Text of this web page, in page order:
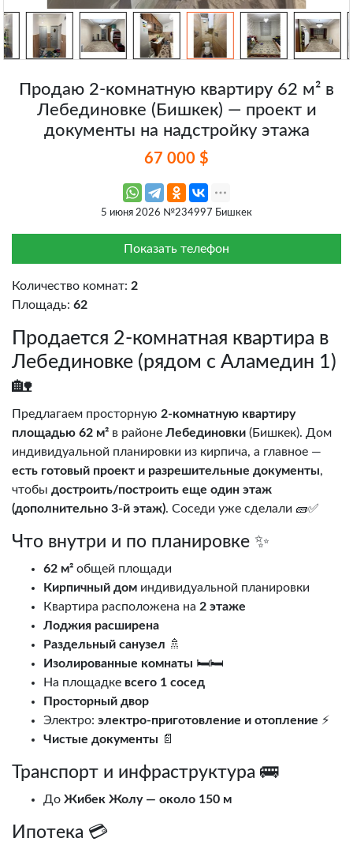
Продаю 2-комнатную квартиру 62 м² в
Лебединовке (Бишкек) — проект и
документы на надстройку этажа
67 000 $
5 июня 2026 №234997 Бишкек
Показать телефон
Количество комнат: 2
Площадь: 62
Продается 2-комнатная квартира в
Лебединовке (рядом с Аламедин 1)
🏡
Предлагаем просторную 2-комнатную квартиру
площадью 62 м² в районе Лебединовки (Бишкек). Дом
индивидуальной планировки из кирпича, а главное —
есть готовый проект и разрешительные документы,
чтобы достроить/построить еще один этаж
(дополнительно 3-й этаж). Соседи уже сделали 🧱✅
Что внутри и по планировке ✨
62 м² общей площади
Кирпичный дом индивидуальной планировки
Квартира расположена на 2 этаже
Лоджия расширена
Раздельный санузел 🚿
Изолированные комнаты 🛏️🛏️
На площадке всего 1 сосед
Просторный двор
Электро: электро-приготовление и отопление ⚡️
Чистые документы 📄
Транспорт и инфраструктура 🚌
До Жибек Жолу — около 150 м
Ипотека 💳